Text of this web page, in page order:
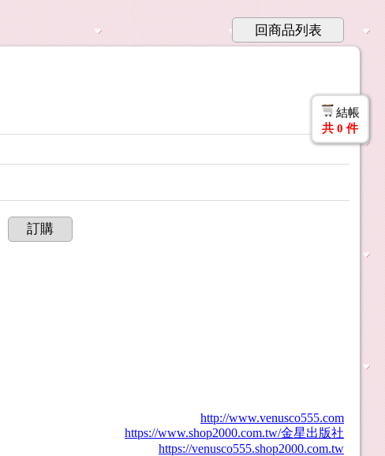
回商品列表
訂購
http://www.venusco555.com
https://www.shop2000.com.tw/金星出版社
https://venusco555.shop2000.com.tw
結帳
共 0 件